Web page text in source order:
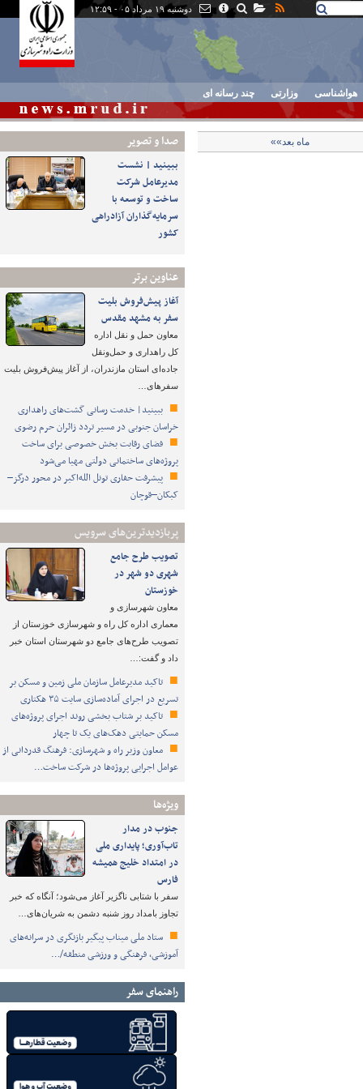
دوشنبه ۱۹ مرداد ۰۵ - ۱۲:۵۹
هواشناسی وزارتی چند رسانه ای
صدا و تصوير
ببینید | نشست
مدیرعامل شرکت
ساخت و توسعه با
سرمایه‌گذاران آزادراهی
کشور
عناوین برتر
آغاز پیش‌فروش بلیت
سفر به مشهد مقدس
معاون حمل و نقل اداره
کل راهداری و حمل‌ونقل
جاده‌ای استان مازندران، از آغاز پیش‌فروش بلیت
سفرهای…
ببینید| خدمت رسانی گشت‌های راهداری
خراسان جنوبی در مسیر تردد زائران حرم رضوی
فضای رقابت بخش خصوصی برای ساخت
پروژه‌های ساختمانی دولتی مهیا می‌شود
پیشرفت حفاری تونل الله‌اکبر در محور درگز–
کبکان–قوچان
پربازدیدترین‌های سرویس
تصویب طرح‌ جامع
شهری دو شهر در
خوزستان
معاون شهرسازی و
معماری اداره کل راه و شهرسازی خوزستان از
تصویب طرح‌های جامع دو شهرستان استان خبر
داد و گفت:…
تاکید مدیرعامل سازمان ملی زمین و مسکن بر
تسریع در اجرای آماده‌سازی سایت ۳۵ هکتاری
تاکید بر شتاب ‌بخشی روند اجرای پروژه‌های
مسکن حمایتی دهک‌های یک تا چهار
معاون وزیر راه و شهرسازی: فرهنگ قدردانی از
عوامل اجرایی پروژه‌ها در شرکت ساخت…
ویژه‌ها
جنوب در مدار
تاب‌آوری؛ پایداری ملی
در امتداد خلیج همیشه
فارس
سفر با شتابی ناگزیر آغاز می‌شود؛ آنگاه که خبر
تجاوز بامداد روز شنبه دشمن به شریان‌های…
ستاد ملی میناب پیگیر بازنگری در سرانه‌های
آموزشی، فرهنگی و ورزشی منطقه/…
راهنمای سفر
ماه بعد»»